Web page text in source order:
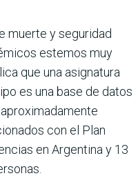
muerte y seguridad
estemos muy
que una asignatura
es una base de datos
con el Plan
en Argentina y 13